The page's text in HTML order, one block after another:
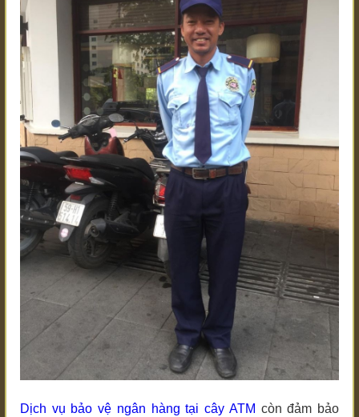
Dịch vụ bảo vệ ngân hàng tại cây ATM còn đảm bảo